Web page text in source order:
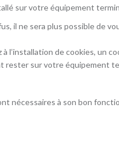
sur votre équipement
il ne sera plus possible de
l’installation de cookies, un
rester sur votre équipement
nécessaires à son bon